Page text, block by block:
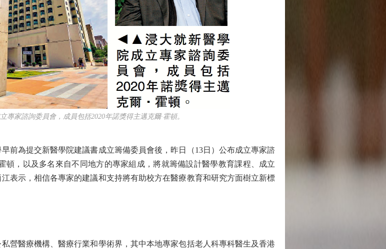
家諮詢委員會，成員包括2020年諾獎得主邁克爾·霍頓。
為提交新醫學院建議書成立籌備委員會後，昨日（13日）公布成立專家諮
頓，以及多名來自不同地方的專家組成，將就籌備設計醫學教育課程、成立
表示，相信各專家的建議和支持將有助校方在醫療教育和研究方面樹立新標
醫療機構、醫療行業和學術界，其中本地專家包括老人科專科醫生及香港